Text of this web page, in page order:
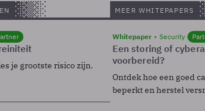
je grootste risico zijn.
MEER WHITEPAPERS
Whitepaper Security
Een storing of
voorbereid?
Ontdek hoe een goed
beperkt en herstel